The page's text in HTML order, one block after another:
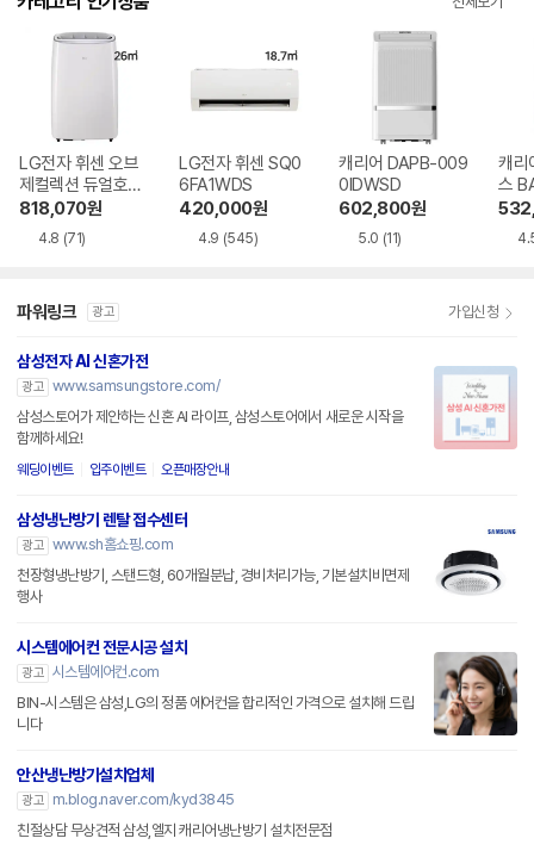
LG전자 휘센 오브
제컬렉션 듀얼호스
PQ08FDWBS
818,070원
4.8 (71)
LG전자 휘센 SQ0
6FA1WDS
420,000원
4.9 (545)
캐리어 DAPB-009
0IDWSD
602,800원
5.0 (11)
캐리
스
파워링크 광고 가입신청
삼성전자 AI 신혼가전
광고 www.samsungstore.com/
삼성스토어가 제안하는 신혼 AI 라이프, 삼성스토어에서 새로운 시작을
함께하세요!
웨딩이벤트 입주이벤트 오픈매장안내
삼성냉난방기 렌탈 접수센터
광고 www.sh홈쇼핑.com
천장형냉난방기, 스탠드형, 60개월분납, 경비처리가능, 기본설치비면제
행사
시스템에어컨 전문시공 설치
광고 시스템에어컨.com
BIN-시스템은 삼성,LG의 정품 에어컨을 합리적인 가격으로 설치해 드립
니다
안산냉난방기설치업체
광고
m.blog.naver.com/kyd3845
친절상담 무상견적 삼성,엘지 캐리어냉난방기 설치전문점